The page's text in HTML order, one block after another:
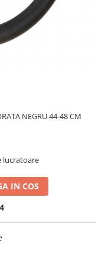
NEGRU 44-48 CM
lucratoare
IN COS